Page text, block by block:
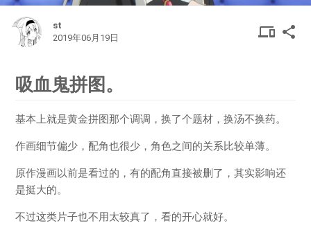
st
2019年06月19日
share
吸血鬼拼图。
基本上就是黄金拼图那个调调，换了个题材，换汤不换药。
作画细节偏少，配角也很少，角色之间的关系比较单薄。
原作漫画以前是看过的，有的配角直接被删了，其实影响还
是挺大的。
不过这类片子也不用太较真了，看的开心就好。